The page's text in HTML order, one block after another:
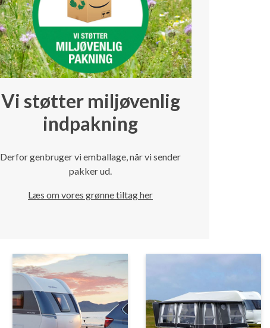
Vi støtter miljøvenlig
indpakning
Derfor genbruger vi emballage, når vi sender
pakker ud.
Læs om vores grønne tiltag her